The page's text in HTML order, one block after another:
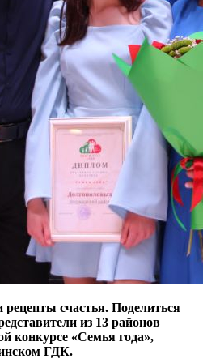
рецепты счастья. Поделиться
из 13 районов
конкурсе «Семья года»,
ГДК.